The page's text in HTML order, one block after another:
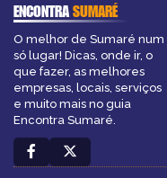
ENCONTRASUMARÉ
O melhor de Sumaré num
só lugar! Dicas, onde ir, o
que fazer, as melhores
empresas, locais, serviços
e muito mais no guia
Encontra Sumaré.